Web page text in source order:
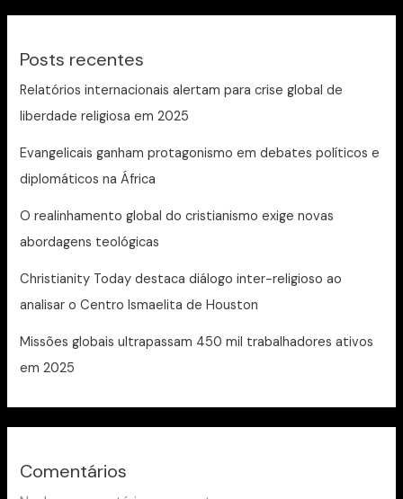
Posts recentes
Relatórios internacionais alertam para crise global de
liberdade religiosa em 2025
Evangelicais ganham protagonismo em debates políticos e
diplomáticos na África
O realinhamento global do cristianismo exige novas
abordagens teológicas
Christianity Today destaca diálogo inter-religioso ao
analisar o Centro Ismaelita de Houston
Missões globais ultrapassam 450 mil trabalhadores ativos
em 2025
Comentários